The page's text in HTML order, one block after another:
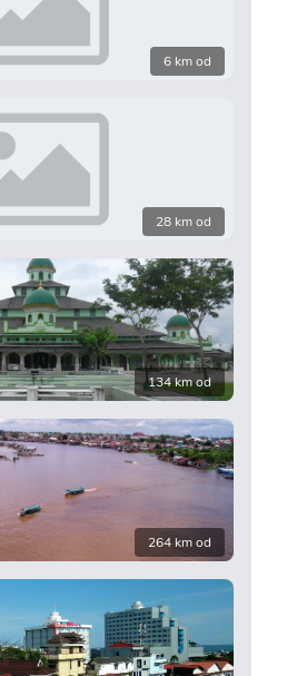
6 km od
28 km od
134 km od
264 km od